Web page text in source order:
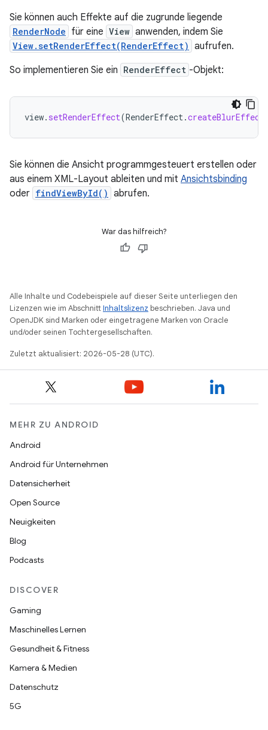
Sie können auch Effekte auf die zugrunde liegende
RenderNode für eine View anwenden, indem Sie
View.setRenderEffect(RenderEffect) aufrufen.
So implementieren Sie ein RenderEffect -Objekt:
view. setRenderEffect(RenderEffect.createBlurEffect
Sie können die Ansicht programmgesteuert erstellen oder
aus einem XML-Layout ableiten und mit Ansichtsbinding
oder findViewById() abrufen.
War das hilfreich?
Alle Inhalte und Codebeispiele auf dieser Seite unterliegen den
Lizenzen wie im AbschnittInhaltslizenz beschrieben. Java und
OpenJDK sind Marken oder eingetragene Marken von Oracle
und/oder seinen Tochtergesellschaften.
Zuletzt aktualisiert: 2026-05-28 (UTC).
MEHR ZU ANDROID
Android
Android für Unternehmen
Datensicherheit
Open Source
Neuigkeiten
Blog
Podcasts
DISCOVER
Gaming
Maschinelles Lernen
Gesundheit & Fitness
Kamera & Medien
Datenschutz
5G